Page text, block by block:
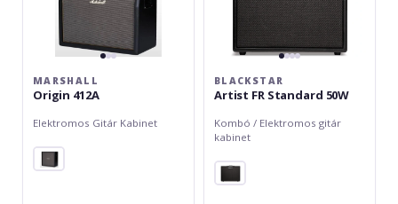
MARSHALL
Origin 412A
Elektromos Gitár Kabinet
BLACKSTAR
Artist FR Standard 50W
Kombó / Elektromos gitár
kabinet